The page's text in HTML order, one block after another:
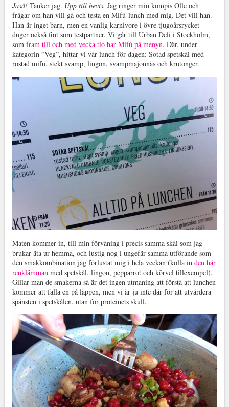
Jaså!Tänker jag. Upp till bevis. Jag ringer min kompis Olle och
frågar om han vill gå och testa en Mifú-lunch med mig. Det vill han.
Han är inget barn, men en vanlig karnivore i övre tjugoårsrycket
duger också fint som testpartner. Vi går till Urban Deli i Stockholm,
som fram till och med vecka tio har Mifú på menyn. Där, under
kategorin ”Veg”, hittar vi vår lunch för dagen: Sotad spetskål med
rostad mifu, stekt svamp, lingon, svampmajonnäs och krutonger.
Maten kommer in, till min förvåning i precis samma skål som jag
brukar äta ur hemma, och lustig nog i ungefär samma utförande som
den smakkombination jag förlustat mig i hela veckan (kolla in den här
renklämmanmed spetskål, lingon, pepparrot och körvel tillexempel).
Gillar man de smakerna så är det ingen utmaning att förstå att lunchen
kommer att falla en på läppen, men vi är ju inte där för att utvärdera
spänsten i spetskålen, utan för proteinets skull.